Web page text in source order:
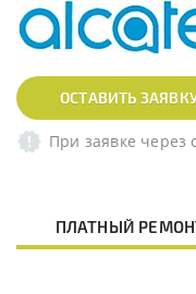
ОСТАВИТЬ
При заявке через
ПЛАТНЫЙ